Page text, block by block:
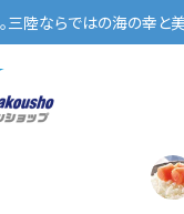
三陸ならではの海の幸と